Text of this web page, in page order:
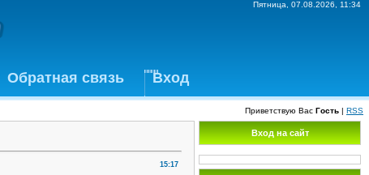
Пятница, 07.08.2026, 11:34
Обратная связь Вход
Приветствую Вас Гость | RSS
15:17
Вход на сайт